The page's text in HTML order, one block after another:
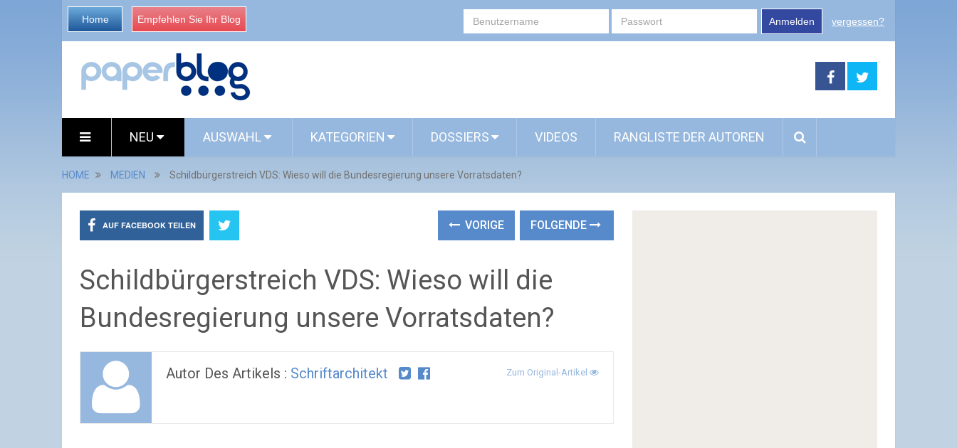
Home Empfehlen Sie Ihr Blog Anmelden vergessen?
NEU AUSWAHL KATEGORIEN DOSSIERS VIDEOS RANGLISTE DER AUTOREN
HOME MEDIEN Schildbürgerstreich VDS: Wieso will die Bundesregierung unsere Vorratsdaten?
AUF FACEBOOK TEILEN VORIGE FOLGENDE
Schildbürgerstreich VDS: Wieso will die
Bundesregierung unsere Vorratsdaten?
Autor Des Artikels : Schriftarchitekt Zum Original-Artikel